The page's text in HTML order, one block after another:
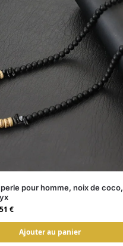
pour homme, noix de coco,
€
Ajouter au panier